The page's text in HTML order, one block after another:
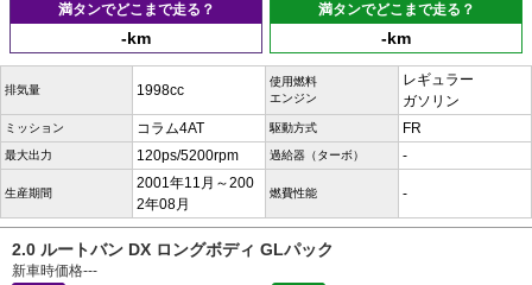
満タンでどこまで走る？
-km
満タンでどこまで走る？
-km
排気量 1998cc
使用燃料
エンジン
レギュラー
ガソリン
ミッション コラム4AT 駆動方式 FR
最大出力 120ps/5200rpm 過給器（ターボ） -
生産期間
2001年11月～200
2年08月
燃費性能 -
2.0 ルートバン DX ロングボディ GLパック
新車時価格---